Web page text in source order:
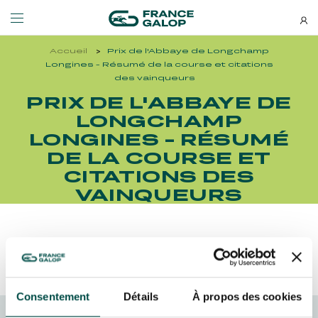
Consentement Détails À propos des cookies
Événements et billetterie
LES ÉVÉNEMENTS
MEETING DE DEAUVILLE BARRIÈRE
MEETING DE DEAUVILLE BARRIÈRE
QATAR ARC TRIALS
QATAR PRIX DE L'ARC DE TRIOMPHE
L'HIPPODROME EN FAMILLE
Découvrez-nous
DÉCOUVREZ-NOUS
QUI SOMMES-NOUS ?
QUI SOMMES-NOUS ?
NOS ENGAGEMENTS BIEN-ÊTRE ÉQUIN
NEWSLETTERS
Bons plans, nouveautés et
actus : ne ratez rien !
S’ABONNER
Accueil
Prix de l'Abbaye de Longchamp
Longines - Résumé de la course et citations
des vainqueurs
PRIX DE L'ABBAYE DE
LONGCHAMP
LONGINES - RÉSUMÉ
DE LA COURSE ET
CITATIONS DES
VAINQUEURS